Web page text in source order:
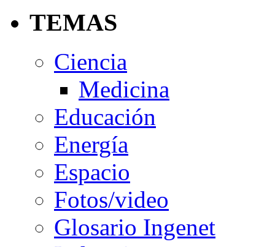
TEMAS
Ciencia
Medicina
Educación
Energía
Espacio
Fotos/video
Glosario Ingenet